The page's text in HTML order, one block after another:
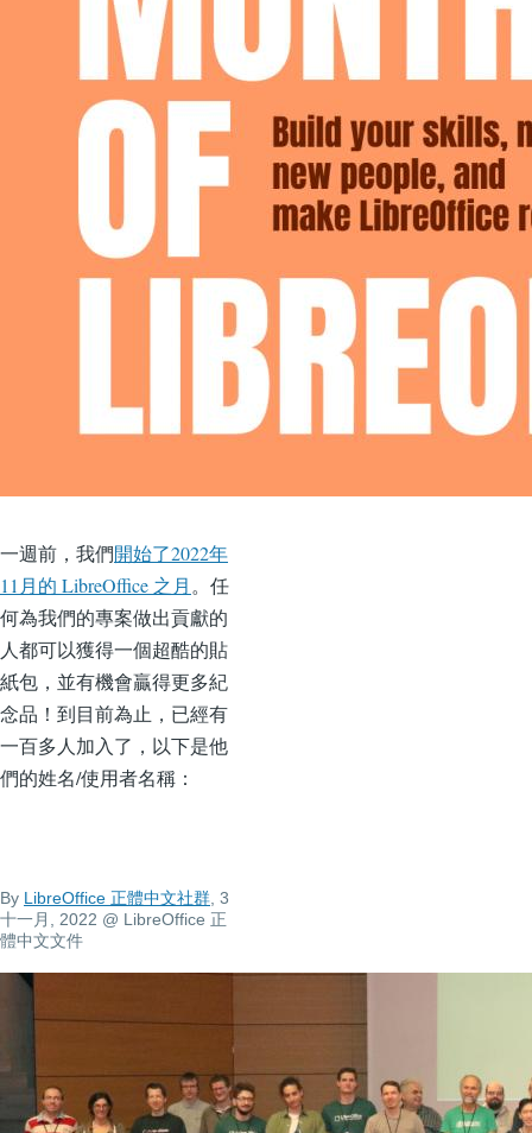
一週前，我們開始了2022年
11月的 LibreOffice 之月。任
何為我們的專案做出貢獻的
人都可以獲得一個超酷的貼
紙包，並有機會贏得更多紀
念品！到目前為止，已經有
一百多人加入了，以下是他
們的姓名/使用者名稱：
By LibreOffice 正體中文社群, 3
十一月, 2022 @ LibreOffice 正
體中文文件